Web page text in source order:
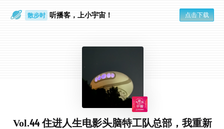
散步时 听播客，上小宇宙！ 点击下载
Vol.44 住进人生电影头脑特工队总部，我重新